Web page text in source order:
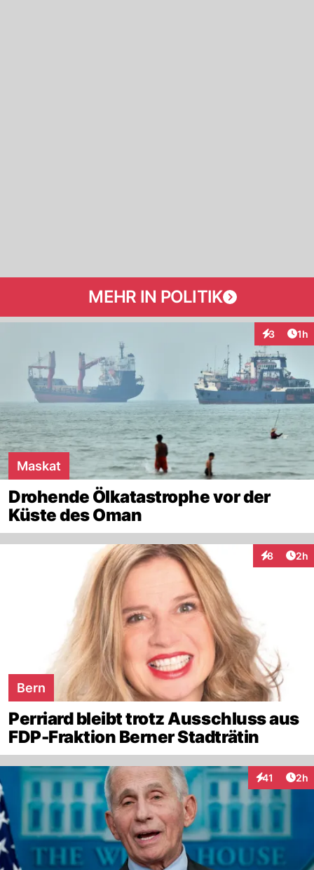
MEHR IN POLITIK
3 1h
Maskat
Drohende Ölkatastrophe vor der
Küste des Oman
8 2h
Bern
Perriard bleibt trotz Ausschluss aus
FDP-Fraktion Berner Stadträtin
41
Interaktionen
2h